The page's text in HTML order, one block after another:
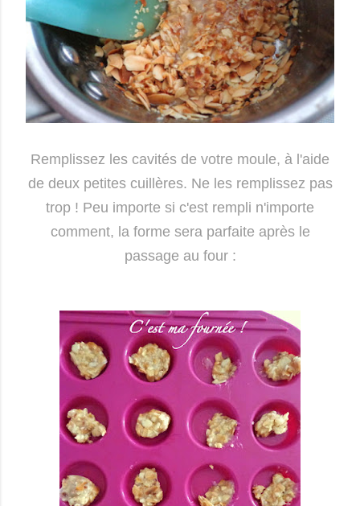
Remplissez les cavités de votre moule, à l'aide
de deux petites cuillères. Ne les remplissez pas
trop ! Peu importe si c'est rempli n'importe
comment, la forme sera parfaite après le
passage au four :